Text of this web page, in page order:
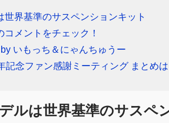
界基準のサスペンションキット
メントをチェック！
いもっち＆にゃんちゅうー
念ファン感謝ミーティング まとめ
ルは世界基準のサスペ